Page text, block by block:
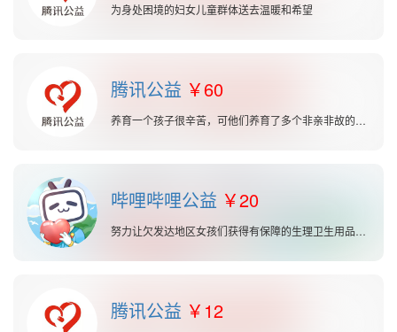
为身处困境的妇女儿童群体送去温暖和希望
腾讯公益 60
养育一个孩子很辛苦，可他们养育了多个非亲非故的弃婴。
哔哩哔哩公益 20
努力让欠发达地区女孩们获得有保障的生理卫生用品，并带来生理保健及自我保护意识的培养。
腾讯公益 12